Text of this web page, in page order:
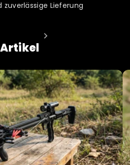
zuverlässige Lieferung
Artikel